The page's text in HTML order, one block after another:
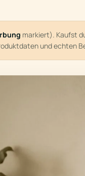
markiert). Kaufst
und echten